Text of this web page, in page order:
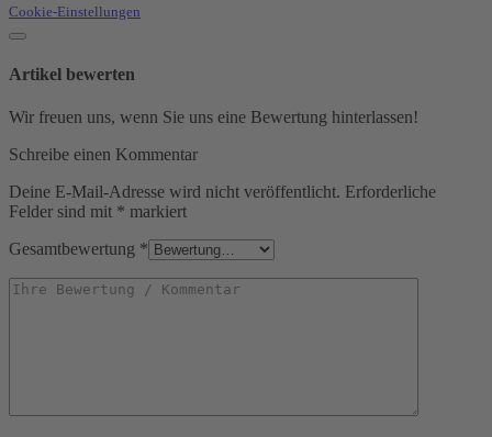
Cookie-Einstellungen
Artikel bewerten
Wir freuen uns, wenn Sie uns eine Bewertung hinterlassen!
Schreibe einen Kommentar
Deine E-Mail-Adresse wird nicht veröffentlicht. Erforderliche
Felder sind mit * markiert
Gesamtbewertung *